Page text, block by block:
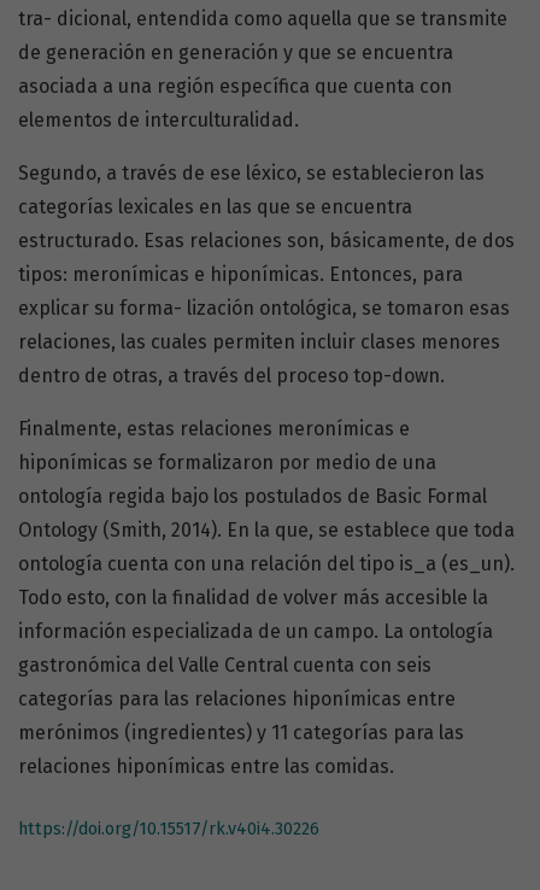
tra- dicional, entendida como aquella que se transmite
de generación en generación y que se encuentra
asociada a una región específica que cuenta con
elementos de interculturalidad.
Segundo, a través de ese léxico, se establecieron las
categorías lexicales en las que se encuentra
estructurado. Esas relaciones son, básicamente, de dos
tipos: meronímicas e hiponímicas. Entonces, para
explicar su forma- lización ontológica, se tomaron esas
relaciones, las cuales permiten incluir clases menores
dentro de otras, a través del proceso top-down.
Finalmente, estas relaciones meronímicas e
hiponímicas se formalizaron por medio de una
ontología regida bajo los postulados de Basic Formal
Ontology (Smith, 2014). En la que, se establece que toda
ontología cuenta con una relación del tipo is_a (es_un).
Todo esto, con la finalidad de volver más accesible la
información especializada de un campo. La ontología
gastronómica del Valle Central cuenta con seis
categorías para las relaciones hiponímicas entre
merónimos (ingredientes) y 11 categorías para las
relaciones hiponímicas entre las comidas.
https://doi.org/10.15517/rk.v40i4.30226